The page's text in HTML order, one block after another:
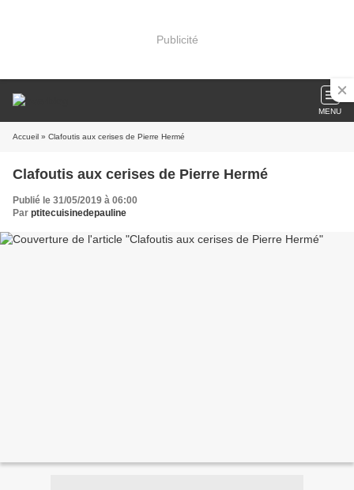
Publicité
MENU
Accueil » Clafoutis aux cerises de Pierre Hermé
Clafoutis aux cerises de Pierre Hermé
Publié le 31/05/2019 à 06:00
Par ptitecuisinedepauline